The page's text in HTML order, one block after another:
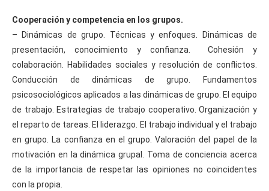
Cooperación y competencia en los grupos.
– Dinámicas de grupo. Técnicas y enfoques. Dinámicas de
presentación, conocimiento y confianza. Cohesión y
colaboración. Habilidades sociales y resolución de conflictos.
Conducción de dinámicas de grupo. Fundamentos
psicosociológicos aplicados a las dinámicas de grupo. El equipo
de trabajo. Estrategias de trabajo cooperativo. Organización y
el reparto de tareas. El liderazgo. El trabajo individual y el trabajo
en grupo. La confianza en el grupo. Valoración del papel de la
motivación en la dinámica grupal. Toma de conciencia acerca
de la importancia de respetar las opiniones no coincidentes
con la propia.